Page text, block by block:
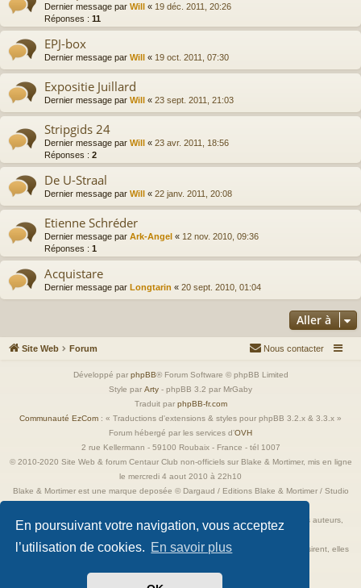
En poursuivant votre navigation, vous acceptez
l’utilisation de cookies. En savoir plus
Dernier message par Will « 19 déc. 2011, 20:26
Réponses : 11
EPJ-box
Dernier message par Will « 19 oct. 2011, 07:30
Expositie Juillard
Dernier message par Will « 23 sept. 2011, 21:03
Stripgids 24
Dernier message par Will « 23 avr. 2011, 18:56
Réponses : 2
De U-Straal
Dernier message par Will « 22 janv. 2011, 20:08
Etienne Schréder
Dernier message par Ark-Angel « 12 nov. 2010, 09:36
Réponses : 1
Acquistare
Dernier message par Longtarin « 20 sept. 2010, 01:04
Aller à
Site Web Forum Nous contacter
Développé par phpBB® Forum Software © phpBB Limited
Style par Arty - phpBB 3.2 par MrGaby
Traduit par phpBB-fr.com
Communauté EzCom : « Traductions d'extensions & styles pour phpBB 3.2.x & 3.3.x »
Forum hébergé par les services d’OVH
2 rue Kellermann - 59100 Roubaix - France - tél 1007
© 2010-2020 Site Web & forum Centaur Club non-officiels sur Blake & Mortimer, mis en ligne
le mercredi 4 aout 2010 à 22h10
Blake & Mortimer est une marque deposée © Dargaud / Editions Blake & Mortimer / Studio
Toutes les images incluses dans ces pages sont la propriété exclusive de leurs auteurs,
ayant droits et/ou éditeurs.
Elles ne sont ici qu'à titre de référence ou d'illustration. Si les propriétaires le désirent, elles